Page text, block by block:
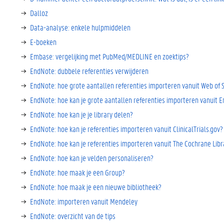
Dalloz
Data-analyse: enkele hulpmiddelen
E-boeken
Embase: vergelijking met PubMed/MEDLINE en zoektips?
EndNote: dubbele referenties verwijderen
EndNote: hoe grote aantallen referenties importeren vanuit Web of
EndNote: hoe kan je grote aantallen referenties importeren vanuit
EndNote: hoe kan je je library delen?
EndNote: hoe kan je referenties importeren vanuit ClinicalTrials.gov?
EndNote: hoe kan je referenties importeren vanuit The Cochrane
EndNote: hoe kan je velden personaliseren?
EndNote: hoe maak je een Group?
EndNote: hoe maak je een nieuwe bibliotheek?
EndNote: importeren vanuit Mendeley
EndNote: overzicht van de tips